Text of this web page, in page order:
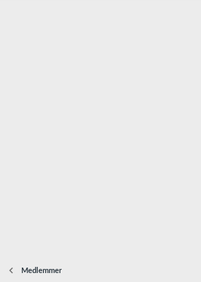
Medlemmer